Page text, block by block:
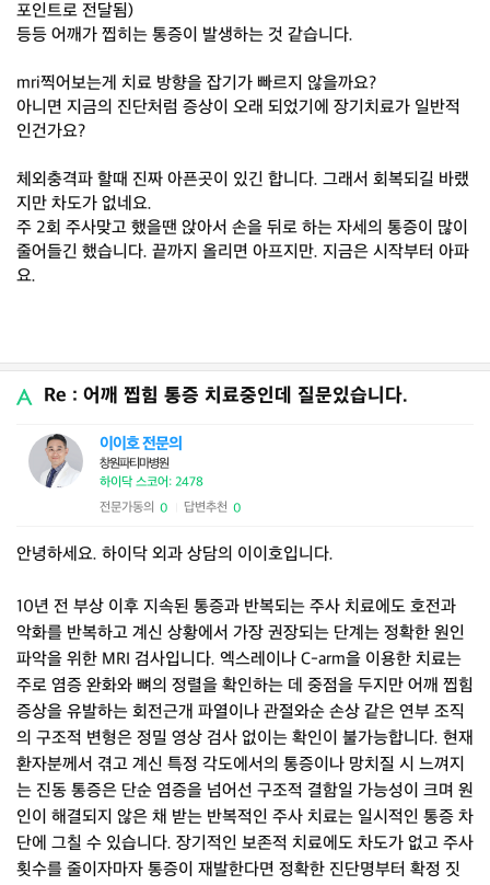
포인트로 전달됨)
등등 어깨가 찝히는 통증이 발생하는 것 같습니다.
mri찍어보는게 치료 방향을 잡기가 빠르지 않을까요?
아니면 지금의 진단처럼 증상이 오래 되었기에 장기치료가 일반적
인건가요?
체외충격파 할때 진짜 아픈곳이 있긴 합니다. 그래서 회복되길 바랬
지만 차도가 없네요.
주 2회 주사맞고 했을땐 앉아서 손을 뒤로 하는 자세의 통증이 많이
줄어들긴 했습니다. 끝까지 올리면 아프지만. 지금은 시작부터 아파
요.
Re : 어깨 찝힘 통증 치료중인데 질문있습니다.
이이호 전문의
창원파티마병원
하이닥 스코어: 2478
전문가동의 0 답변추천 0
안녕하세요. 하이닥 외과 상담의 이이호입니다.
10년 전 부상 이후 지속된 통증과 반복되는 주사 치료에도 호전과
악화를 반복하고 계신 상황에서 가장 권장되는 단계는 정확한 원인
파악을 위한 MRI 검사입니다. 엑스레이나 C-arm을 이용한 치료는
주로 염증 완화와 뼈의 정렬을 확인하는 데 중점을 두지만 어깨 찝힘
증상을 유발하는 회전근개 파열이나 관절와순 손상 같은 연부 조직
의 구조적 변형은 정밀 영상 검사 없이는 확인이 불가능합니다. 현재
환자분께서 겪고 계신 특정 각도에서의 통증이나 망치질 시 느껴지
는 진동 통증은 단순 염증을 넘어선 구조적 결함일 가능성이 크며 원
인이 해결되지 않은 채 받는 반복적인 주사 치료는 일시적인 통증 차
단에 그칠 수 있습니다. 장기적인 보존적 치료에도 차도가 없고 주사
횟수를 줄이자마자 통증이 재발한다면 정확한 진단명부터 확정 짓